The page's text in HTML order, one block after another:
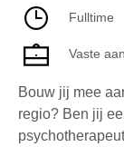
Fulltime
Vaste
Bouw jij mee
regio? Ben jij